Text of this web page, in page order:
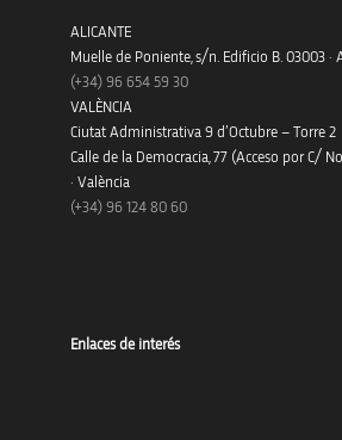
ALICANTE
Muelle de Poniente, s/n. Edificio B. 03003 ·
(+34) 96 654 59 30
VALÈNCIA
Ciutat Administrativa 9 d’Octubre – Torre 2
Calle de la Democracia, 77 (Acceso por C/
· València
(+34) 96 124 80 60
Enlaces de interés